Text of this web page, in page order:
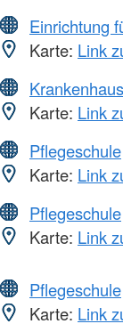
Einrichtung
Karte: Link
Krankenhaus
Karte: Link
Pflegeschule
Karte: Link
Pflegeschule
Karte: Link
Pflegeschule
Karte: Link